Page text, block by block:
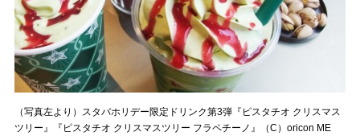
（写真左より）スタバホリデー限定ドリンク第3弾『ピスタチオ クリスマス
ツリー』『ピスタチオ クリスマスツリー フラペチーノ』（C）oricon ME